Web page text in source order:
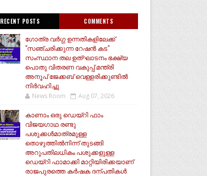
RECENT POSTS COMMENTS
ഗോത്ര വർഗ്ഗ ഉന്നതികളിലേക്ക്
"സഞ്ചരിക്കുന്ന റേഷൻ കട"
സംസ്ഥാന തല ഉത്ഘാടനം ഭക്ഷ്യ
പൊതു വിതരണ വകുപ്പ് മന്ത്രി
അനൂപ് ജേക്കബ് വെള്ളരിക്കുണ്ടിൽ
നിർവഹിച്ചു
News Room Aug 07, 2026
കാണാം ഒരു ഡെയ്‌റി ഫാം
വിജയഗാഥ രണ്ടു
പശുക്കൾമാത്രമുള്ള
തൊഴുത്തിൽനിന്ന് തുടങ്ങി
അറുപതിലധികം പശുക്കളുള്ള
ഡെയ്റി ഫാമാക്കി മാറ്റിയിരിക്കയാണ്
രാജപുരത്തെ കർഷക ദന്പതികൾ